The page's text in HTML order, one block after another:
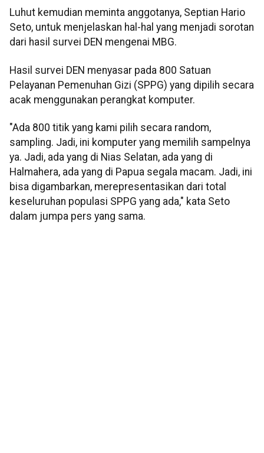
Luhut kemudian meminta anggotanya, Septian Hario
Seto, untuk menjelaskan hal-hal yang menjadi sorotan
dari hasil survei DEN mengenai MBG.
Hasil survei DEN menyasar pada 800 Satuan
Pelayanan Pemenuhan Gizi (SPPG) yang dipilih secara
acak menggunakan perangkat komputer.
"Ada 800 titik yang kami pilih secara random,
sampling. Jadi, ini komputer yang memilih sampelnya
ya. Jadi, ada yang di Nias Selatan, ada yang di
Halmahera, ada yang di Papua segala macam. Jadi, ini
bisa digambarkan, merepresentasikan dari total
keseluruhan populasi SPPG yang ada," kata Seto
dalam jumpa pers yang sama.